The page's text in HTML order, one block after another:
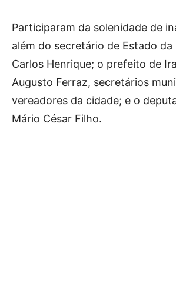
Participaram da solenidade de
além do secretário de Estado
Carlos Henrique; o prefeito de
Augusto Ferraz, secretários
vereadores da cidade; e o
Mário César Filho.